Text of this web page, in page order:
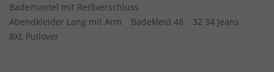
Bademantel mit Reißverschluss
Abendkleider Lang mit Arm
Badekleid 48
32 34 Jeans
8XL Pullover